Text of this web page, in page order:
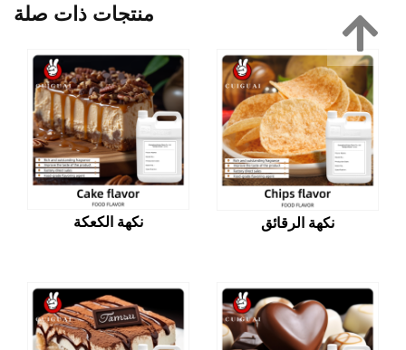
منتجات ذات صلة
نكهة الكعكة نكهة الرقائق